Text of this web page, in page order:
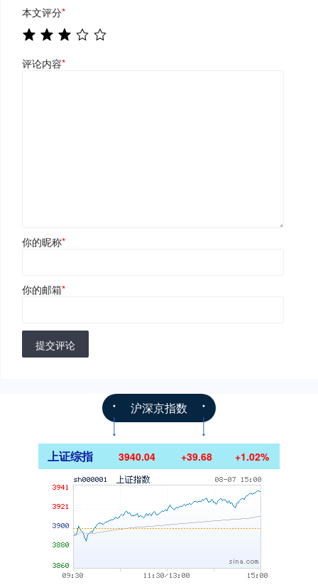
本文评分*
评论内容*
你的昵称*
你的邮箱*
提交评论
沪深京指数
上证综指 3940.04 +39.68 +1.02%